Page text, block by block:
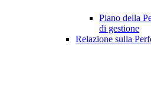
Piano della
di gestione
Relazione sulla